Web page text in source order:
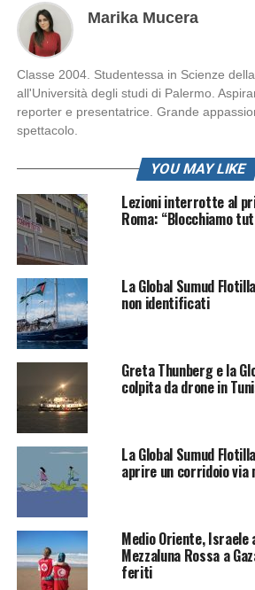
Marika Mucera
Classe 2004. Studentessa in Scienze
all'Università degli studi di Palermo.
reporter e presentatrice. Grande
spettacolo.
YOU MAY LIKE
Lezioni interrotte al
Roma: “Blocchiamo
La Global Sumud
non identificati
Greta Thunberg e la
colpita da drone in
La Global Sumud
aprire un corridoio via
Medio Oriente,
Mezzaluna Rossa a
feriti